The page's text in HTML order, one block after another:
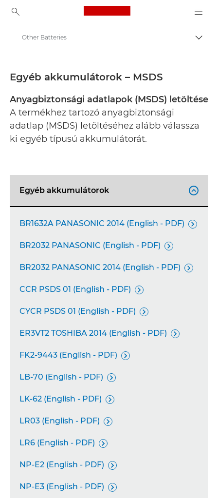
Canon Logo, back to
Biztonsági adatlapok
Other Batteries
Egyéb akkumulátorok – MSDS
Anyagbiztonsági adatlapok (MSDS) letöltése
A termékhez tartozó anyagbiztonsági
adatlap (MSDS) letöltéséhez alább válassza
ki egyéb típusú akkumulátorát.
Egyéb akkumulátorok 
BR1632A PANASONIC 2014 (English - PDF) 
BR2032 PANASONIC (English - PDF) 
BR2032 PANASONIC 2014 (English - PDF) 
CCR PSDS 01 (English - PDF) 
CYCR PSDS 01 (English - PDF) 
ER3VT2 TOSHIBA 2014 (English - PDF) 
FK2-9443 (English - PDF) 
LB-70 (English - PDF) 
LK-62 (English - PDF) 
LR03 (English - PDF) 
LR6 (English - PDF) 
NP-E2 (English - PDF) 
NP-E3 (English - PDF) 